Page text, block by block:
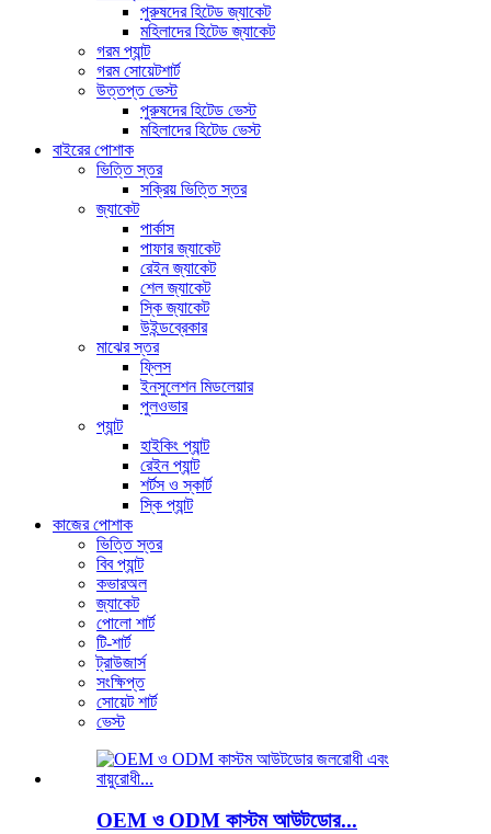
পুরুষদের হিটেড জ্যাকেট
মহিলাদের হিটেড জ্যাকেট
গরম প্যান্ট
গরম সোয়েটশার্ট
উত্তপ্ত ভেস্ট
পুরুষদের হিটেড ভেস্ট
মহিলাদের হিটেড ভেস্ট
বাইরের পোশাক
ভিত্তি স্তর
সক্রিয় ভিত্তি স্তর
জ্যাকেট
পার্কাস
পাফার জ্যাকেট
রেইন জ্যাকেট
শেল জ্যাকেট
স্কি জ্যাকেট
উইন্ডব্রেকার
মাঝের স্তর
ফ্লিস
ইনসুলেশন মিডলেয়ার
পুলওভার
প্যান্ট
হাইকিং প্যান্ট
রেইন প্যান্ট
শর্টস ও স্কার্ট
স্কি প্যান্ট
কাজের পোশাক
ভিত্তি স্তর
বিব প্যান্ট
কভারঅল
জ্যাকেট
পোলো শার্ট
টি-শার্ট
ট্রাউজার্স
সংক্ষিপ্ত
সোয়েট শার্ট
ভেস্ট
OEM ও ODM কাস্টম আউটডোর...